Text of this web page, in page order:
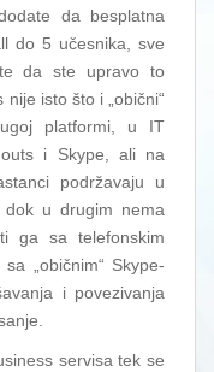
da besplatna
do 5 učesnika, sve
da ste upravo to
isto što i „obični“
platformi, u IT
i Skype, ali na
podržavaju u
dok u drugim nema
ga sa telefonskim
„običnim“ Skype-
i povezivanja
servisa tek se